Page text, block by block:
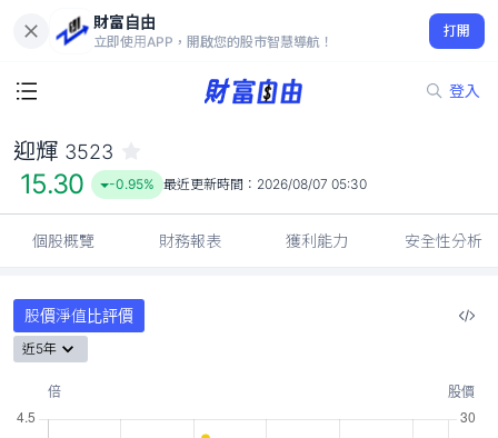
財富自由
立即使用APP，開啟您的股市智慧導航！
打開
登入
15.30
-0.95%
迎輝 3523
15.30 -0.95% 最近更新時間： 2026/08/07 05:30
個股概覽 財務報表 獲利能力 安全性分析
股價淨值比評價
近5年